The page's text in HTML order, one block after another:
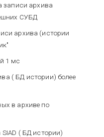
записи архива
СУБД
архива (истории
1 мс
( БД истории) более
в архиве по
( БД истории)